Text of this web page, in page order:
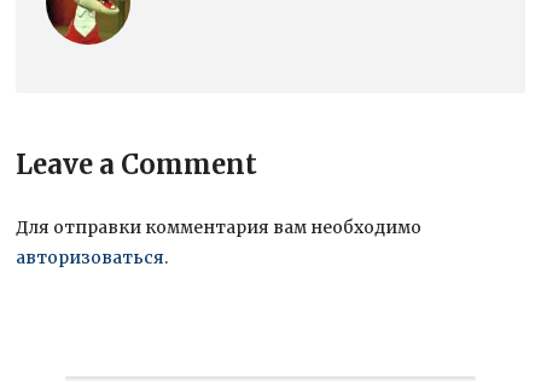
Leave a Comment
Для отправки комментария вам необходимо
авторизоваться.